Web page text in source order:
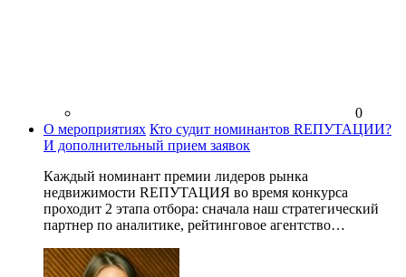
0
О мероприятиях Кто судит номинантов RЕПУТАЦИИ?
И дополнительный прием заявок
Каждый номинант премии лидеров рынка
недвижимости RЕПУТАЦИЯ во время конкурса
проходит 2 этапа отбора: сначала наш стратегический
партнер по аналитике, рейтинговое агентство…